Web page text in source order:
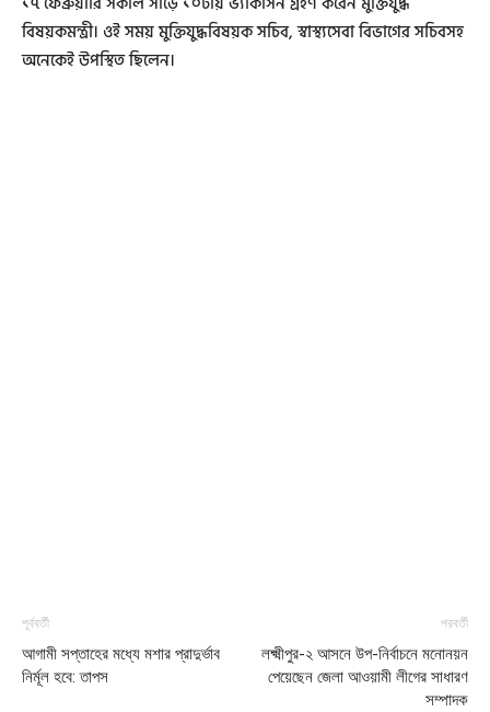
বিষয়কমন্ত্রী। ওই সময় মুক্তিযুদ্ধবিষয়ক সচিব, স্বাস্থ্যসেবা বিভাগের সচিবসহ
অনেকেই উপস্থিত ছিলেন।
পূর্ববর্তী
আগামী সপ্তাহের মধ্যে মশার প্রাদুর্ভাব
নির্মূল হবে: তাপস
পরবর্তী
লক্ষ্মীপুর-২ আসনে উপ-নির্বাচনে মনোনয়ন
পেয়েছেন জেলা আওয়ামী লীগের সাধারণ
সম্পাদক